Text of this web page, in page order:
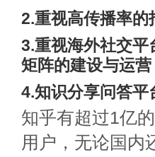
2.重视高传播率的
3.重视海外社交
矩阵的建设与运营
4.知识分享问答
知乎有超过1亿
用户，无论国内